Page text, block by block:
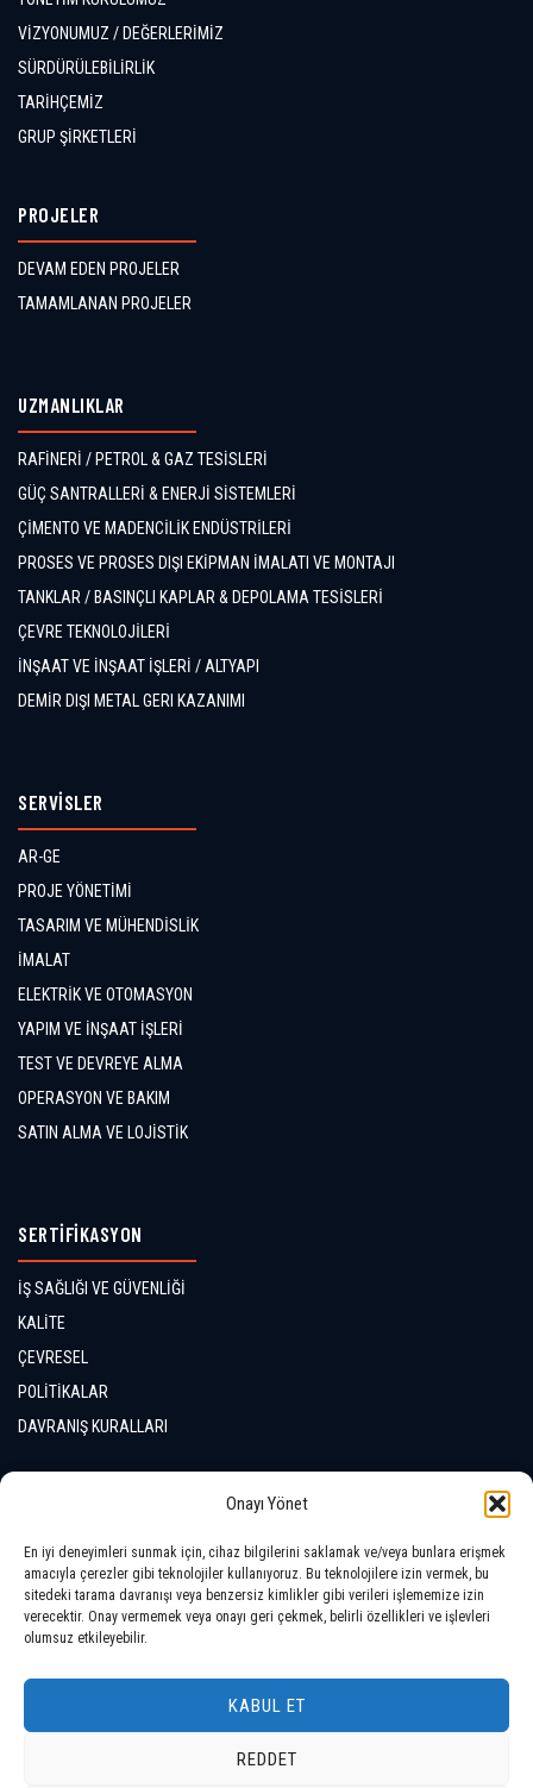
Onayı Yönet
En iyi deneyimleri sunmak için, cihaz bilgilerini saklamak ve/veya bunlara erişmek
amacıyla çerezler gibi teknolojiler kullanıyoruz. Bu teknolojilere izin vermek, bu
sitedeki tarama davranışı veya benzersiz kimlikler gibi verileri işlememize izin
verecektir. Onay vermemek veya onayı geri çekmek, belirli özellikleri ve işlevleri
olumsuz etkileyebilir.
KABUL ET
REDDET
VİZYONUMUZ / DEĞERLERİMİZ
SÜRDÜRÜLEBİLİRLİK
TARİHÇEMİZ
GRUP ŞİRKETLERİ
PROJELER
DEVAM EDEN PROJELER
TAMAMLANAN PROJELER
UZMANLIKLAR
RAFİNERİ / PETROL & GAZ TESİSLERİ
GÜÇ SANTRALLERİ & ENERJİ SİSTEMLERİ
ÇİMENTO VE MADENCİLİK ENDÜSTRİLERİ
PROSES VE PROSES DIŞI EKİPMAN İMALATI VE MONTAJI
TANKLAR / BASINÇLI KAPLAR & DEPOLAMA TESİSLERİ
ÇEVRE TEKNOLOJİLERİ
İNŞAAT VE İNŞAAT İŞLERİ / ALTYAPI
DEMİR DIŞI METAL GERI KAZANIMI
SERVİSLER
AR-GE
PROJE YÖNETİMİ
TASARIM VE MÜHENDİSLİK
İMALAT
ELEKTRİK VE OTOMASYON
YAPIM VE İNŞAAT İŞLERİ
TEST VE DEVREYE ALMA
OPERASYON VE BAKIM
SATIN ALMA VE LOJİSTİK
SERTİFİKASYON
İŞ SAĞLIĞI VE GÜVENLİĞİ
KALİTE
ÇEVRESEL
POLİTİKALAR
DAVRANIŞ KURALLARI
LOKASYONLAR